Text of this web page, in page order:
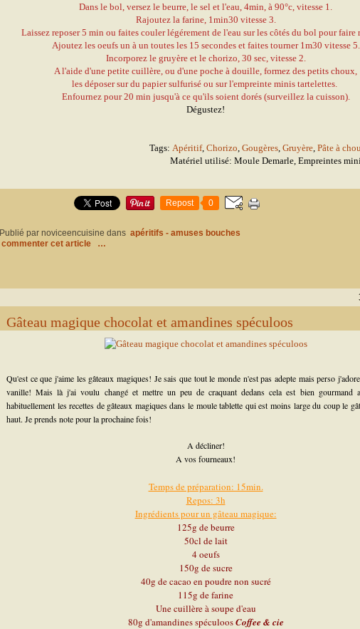
Dans le bol, versez le beurre, le sel et l'eau, 4min, à 90°c, vitesse 1.
Rajoutez la farine, 1min30 vitesse 3.
Laissez reposer 5 min ou faites couler légérement de l'eau sur les côtés du bol pour faire
Ajoutez les oeufs un à un toutes les 15 secondes et faites tourner 1m30 vitesse 5.
Incorporez le gruyère et le chorizo, 30 sec, vitesse 2.
A l'aide d'une petite cuillère, ou d'une poche à douille, formez des petits choux,
les déposer sur du papier sulfurisé ou sur l'empreinte minis tartelettes.
Enfournez pour 20 min jusqu'à ce qu'ils soient dorés (surveillez la cuisson).
Dégustez!
Tags: Apéritif, Chorizo, Gougères, Gruyère, Pâte à
Matériel utilisé: Moule Demarle, Empreintes
Repost 0
Publié par noviceencuisine dans apéritifs - amuses bouches
commenter cet article
…
Gâteau magique chocolat et amandines spéculoos
Qu'est ce que j'aime les gâteaux magiques! Je sais que tout le monde n'est pas adepte mais perso
vanille! Mais là j'ai voulu changé et mettre un peu de craquant dedans cela est bien gourmand
habituellement les recettes de gâteaux magiques dans le moule tablette qui est moins large du coup le
haut. Je prends note pour la prochaine fois!
A décliner!
A vos fourneaux!
Temps de préparation: 15min.
Repos: 3h
Ingrédients pour un gâteau magique:
125g de beurre
50cl de lait
4 oeufs
150g de sucre
40g de cacao en poudre non sucré
115g de farine
Une cuillère à soupe d'eau
80g d'amandines spéculoosCoffee & cie